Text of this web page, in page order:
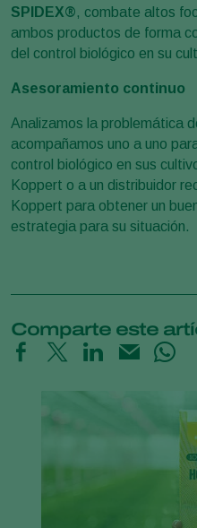
SPIDEX®, combate altos
ambos productos de forma
del control biológico en su
Asesoramiento continuo
Analizamos la problemática
acompañamos uno a uno
control biológico en sus
Koppert o a un distribuidor
Koppert para obtener un
estrategia para su situación.
Comparte este